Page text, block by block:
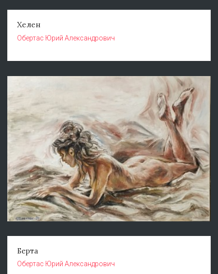
Хелен
Обертас Юрий Александрович
Берта
Обертас Юрий Александрович